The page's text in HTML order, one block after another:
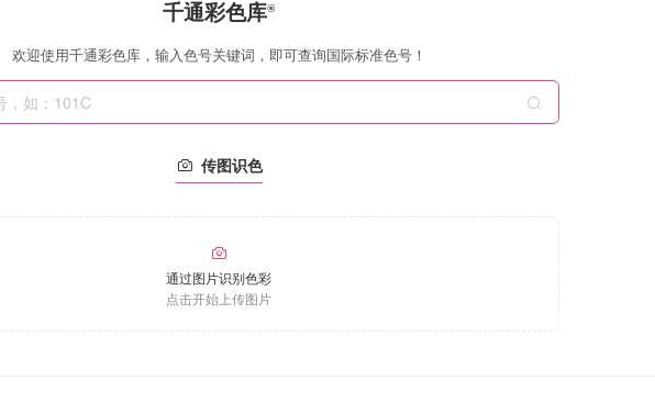
千通彩色库®
欢迎使用千通彩色库，输入色号关键词，即可查询国际标准色号！
传图识色
通过图片识别色彩
点击开始上传图片